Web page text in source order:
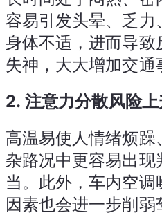
容易引发头晕、乏力
身体不适，进而导致
失神，大大增加交通
2.注意力分散风险
高温易使人情绪烦躁
杂路况中更容易出
当。此外，车内空
因素也会进一步削弱